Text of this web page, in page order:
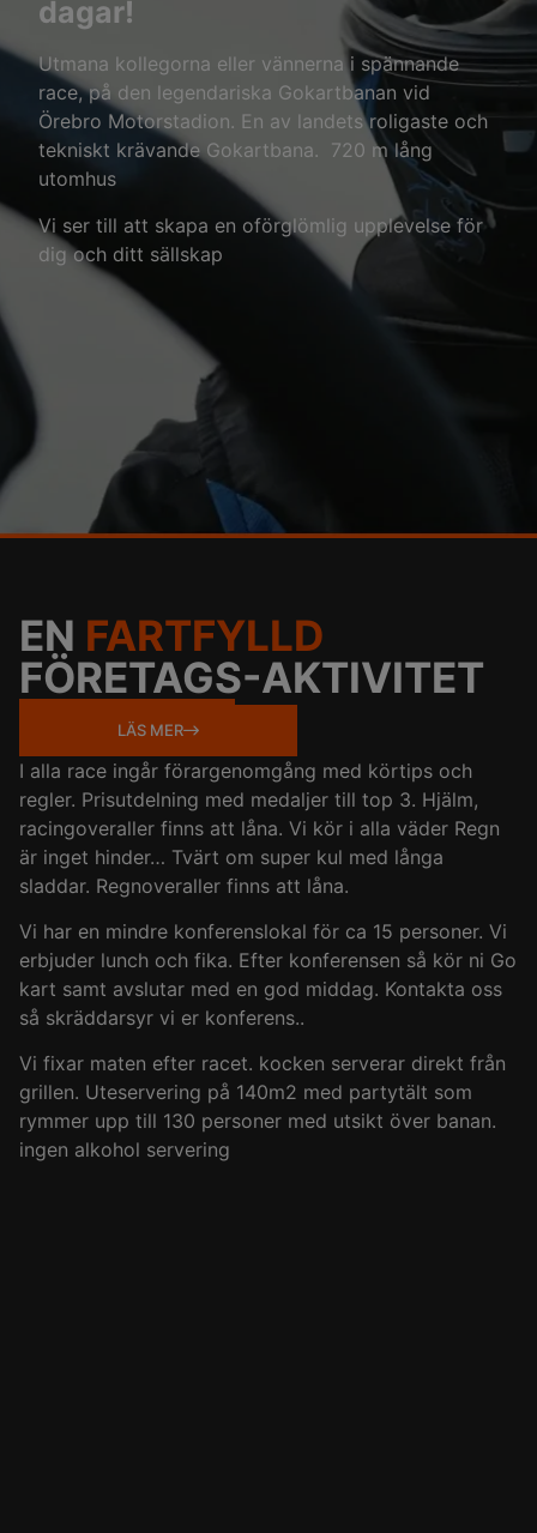
dagar!
Utmana kollegorna eller vännerna i spännande
race, på den legendariska Gokartbanan vid
Örebro Motorstadion. En av landets roligaste och
tekniskt krävande Gokartbana. 720 m lång
utomhus
Vi ser till att skapa en oförglömlig upplevelse för
dig och ditt sällskap
EN FARTFYLLD
FÖRETAGS-AKTIVITET
LÄS MER
I alla race ingår förargenomgång med körtips och
regler. Prisutdelning med medaljer till top 3. Hjälm,
racingoveraller finns att låna. Vi kör i alla väder Regn
är inget hinder… Tvärt om super kul med långa
sladdar. Regnoveraller finns att låna.
Vi har en mindre konferenslokal för ca 15 personer. Vi
erbjuder lunch och fika. Efter konferensen så kör ni Go
kart samt avslutar med en god middag. Kontakta oss
så skräddarsyr vi er konferens..
Vi fixar maten efter racet. kocken serverar direkt från
grillen. Uteservering på 140m2 med partytält som
rymmer upp till 130 personer med utsikt över banan.
ingen alkohol servering